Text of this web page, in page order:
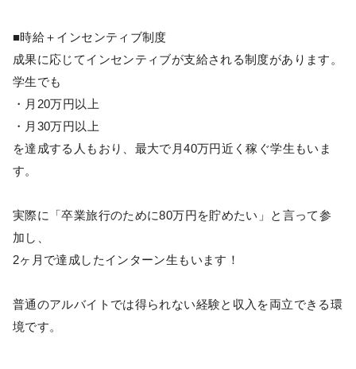
■時給＋インセンティブ制度
成果に応じてインセンティブが支給される制度があります。
学生でも
・月20万円以上
・月30万円以上
を達成する人もおり、最大で月40万円近く稼ぐ学生もいま
す。
実際に「卒業旅行のために80万円を貯めたい」と言って参
加し、
2ヶ月で達成したインターン生もいます！
普通のアルバイトでは得られない経験と収入を両立できる環
境です。